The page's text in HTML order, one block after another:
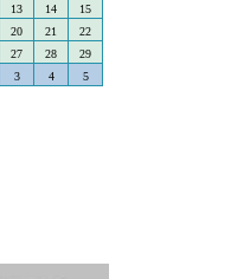
13 14
15
20 21
22
27 28
29
3 4 5